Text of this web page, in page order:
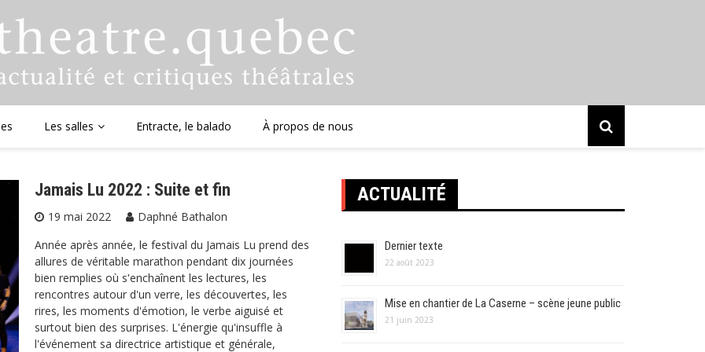
Les salles Entracte, le balado À propos de nous
Jamais Lu 2022 : Suite et fin
19 mai 2022
Daphné Bathalon
Année après année, le festival du Jamais Lu prend des
allures de véritable marathon pendant dix journées
bien remplies où s'enchaînent les lectures, les
rencontres autour d'un verre, les découvertes, les
rires, les moments d'émotion, le verbe aiguisé et
surtout bien des surprises. L'énergie qu'insuffle à
l'événement sa directrice artistique et générale,
ACTUALITÉ
Dernier texte
22 août 2023
Mise en chantier de La Caserne – scène jeune public
21 juin 2023